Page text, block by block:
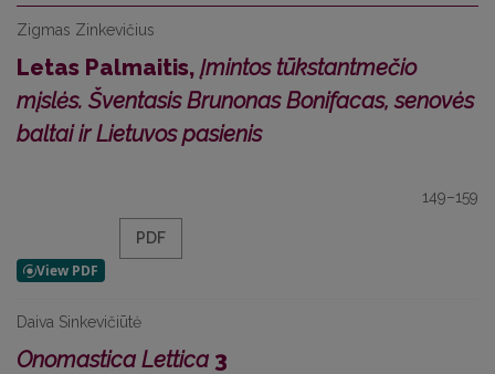
Zigmas Zinkevičius
Letas Palmaitis, Įmintos tūkstantmečio
mįslės. Šventasis Brunonas Bonifacas, senovės
baltai ir Lietuvos pasienis
149–159
PDF
Daiva Sinkevičiūtė
Onomastica Lettica 3